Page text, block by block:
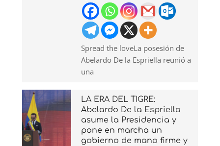
Spread the loveLa posesión de
Abelardo De la Espriella reunió a
una
LA ERA DEL TIGRE:
Abelardo De la Espriella
asume la Presidencia y
pone en marcha un
gobierno de mano firme y